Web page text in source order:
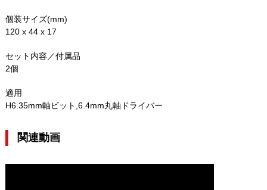
個装サイズ(mm)
120 x 44 x 17
セット内容／付属品
2個
適用
H6.35mm軸ビット,6.4mm丸軸ドライバー
関連動画